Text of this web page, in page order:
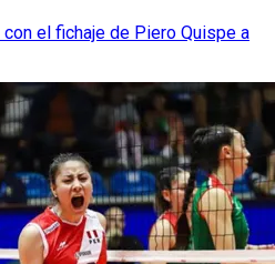
el fichaje de Piero Quispe a